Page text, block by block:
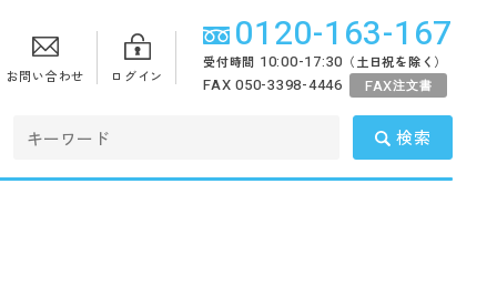
お問い合わせ ログイン
0120-163-167
受付時間 10:00-17:30 （土日祝を除く）
FAX 050-3398-4446 FAX注文書
検索